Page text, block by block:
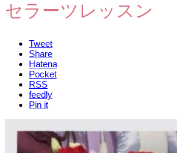
セラーツレッスン
Tweet
Share
Hatena
Pocket
RSS
feedly
Pin it